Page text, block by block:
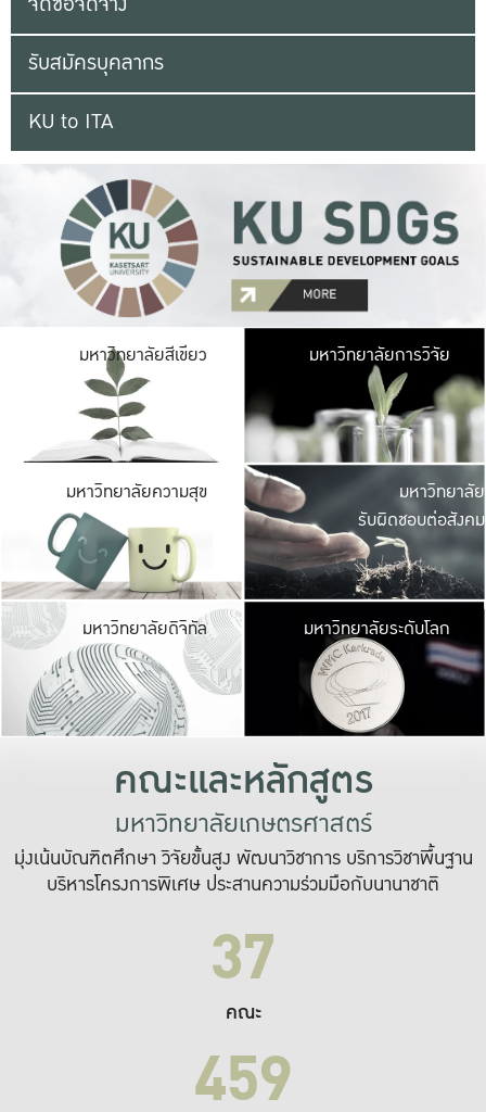
รับสมัครบุคลากร
KU to ITA
มหาวิทยาลัยสีเขียว มหาวิ
มีพื้นที่เขียวสดใส
เป็นป่าในเมือง เกษต
มหาวิทยาลัยการวิจัย
มหาวิทยาลัยความสุข มหาวิ
ค
เปิดประ
และพบเรื่องราวใ
มหาวิทยาลัย
รับผิดชอบต่อสังคม
มหาวิทยาลัยดิจิทัล มหาวิ
เปลี่ยนแปลง แล
เพื่อทำง
ระบบสารสนเทศ
มหาวิทยาลัยระดับโลก
คณะและหลักสูตร
มหาวิทยาลัยเกษตรศาสตร์
มุ่งเน้นบัณฑิตศึกษา วิจัยขั้นสูง พัฒนาวิชาการ บริการวิชาพื้นฐาน
บริหารโครงการพิเศษ ประสานความร่วมมือกับนานาชาติ
37
คณะ
459